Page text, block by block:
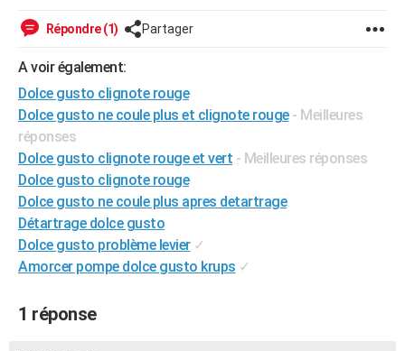
BONS PLANS
CARTE DE VOEUX
Carte de Noël
Carte Bonne année
Carte Saint-Valentin
Carte Pâques
Carte d'anniversaire
DICTIONNAIRE
Dictionnaire
Biographies
Citations
Expressions
Proverbes
PROGRAMME TV
COPAINS D'AVANT
S'inscrire
Se connecter
Lycées
Collèges
Primaires
Universités
Entreprises
Service militaire
Avis de recherche
AVIS DE DÉCÈS
FORUM
Répondre (1) Partager
A voir également:
Dolce gusto clignote rouge
Dolce gusto ne coule plus et clignote rouge - Meilleures
réponses
Dolce gusto clignote rouge et vert - Meilleures réponses
Dolce gusto clignote rouge
Dolce gusto ne coule plus apres detartrage
Détartrage dolce gusto
Dolce gusto problème levier ✓
Amorcer pompe dolce gusto krups ✓
1 réponse